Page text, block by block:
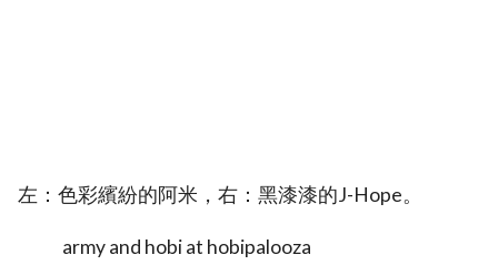
左：色彩繽紛的阿米，右：黑漆漆的J-Hope。
army and hobi at hobipalooza